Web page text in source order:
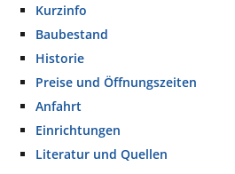
Kurzinfo
Baubestand
Historie
Preise und Öffnungszeiten
Anfahrt
Einrichtungen
Literatur und Quellen